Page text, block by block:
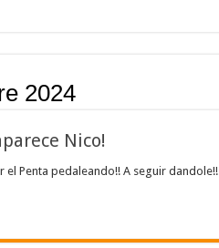
2024
Nico!
Penta pedaleando!! A seguir dandole!!